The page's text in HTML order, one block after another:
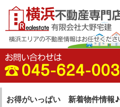
お得がいっぱい 新着物件情報♪